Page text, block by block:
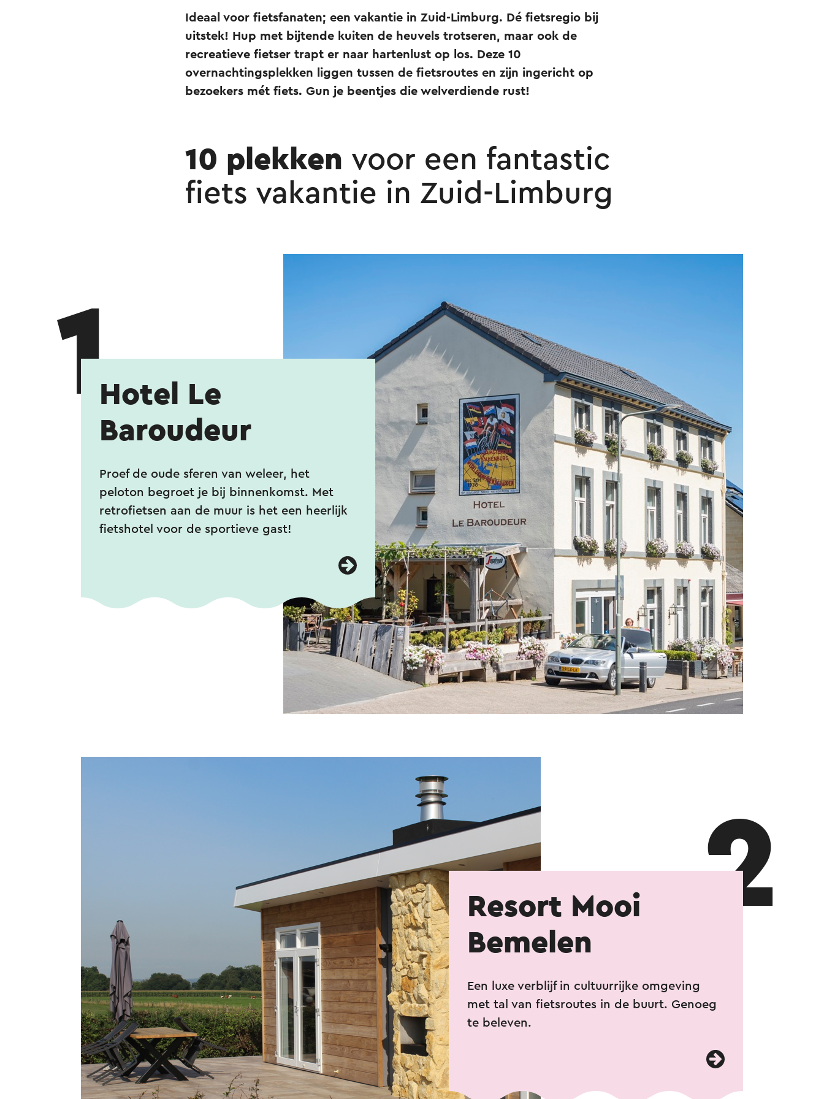
Ideaal voor fietsfanaten; een vakantie in Zuid-Limburg. Dé fietsregio bij
uitstek! Hup met bijtende kuiten de heuvels trotseren, maar ook de
recreatieve fietser trapt er naar hartenlust op los. Deze 10
overnachtingsplekken liggen tussen de fietsroutes en zijn ingericht op
bezoekers mét fiets. Gun je beentjes die welverdiende rust!
10 plekken voor een fantastic
fiets vakantie in Zuid-Limburg
1Hotel Le
Baroudeur
Proef de oude sferen van weleer, het
peloton begroet je bij binnenkomst. Met
retrofietsen aan de muur is het een heerlijk
fietshotel voor de sportieve gast!
2
Resort Mooi
Bemelen
Een luxe verblijf in cultuurrijke omgeving
met tal van fietsroutes in de buurt. Genoeg
te beleven.